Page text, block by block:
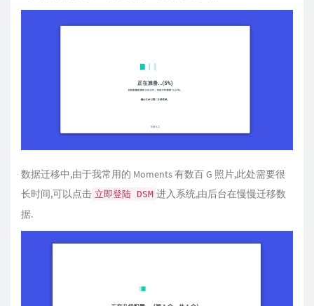
数据迁移中,由于我常用的 Moments 有数百 G 照片,此处需要很
长时间,可以点击 立即登陆 DSM 进入系统,由后台在慢慢迁移数
据.